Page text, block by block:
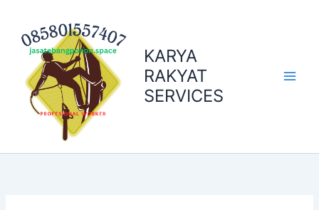
content
KARYA
RAKYAT
SERVICES